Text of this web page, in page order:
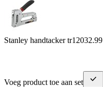
Stanley handtacker tr12032.99
Voeg product toe aan set